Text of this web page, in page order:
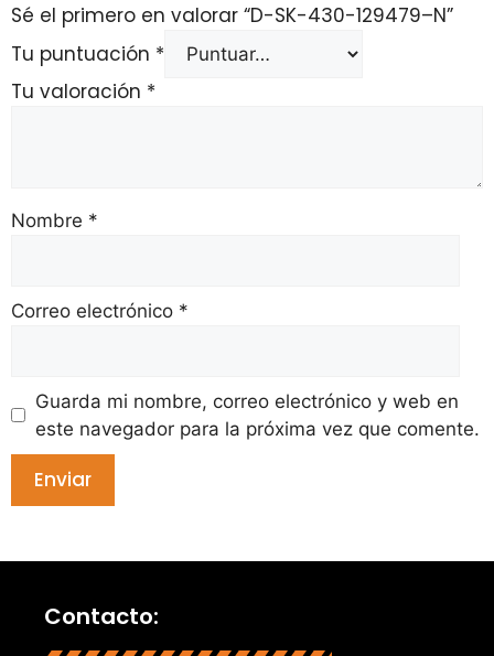
Sé el primero en valorar “D-SK-430-129479–N”
Tu puntuación *
Tu valoración *
Nombre *
Correo electrónico *
Guarda mi nombre, correo electrónico y web en
este navegador para la próxima vez que comente.
Contacto: